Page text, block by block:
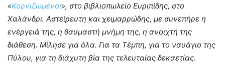
«Κορνιζωμένοι», στο βιβλιοπωλείο Ευριπίδης, στο
Χαλάνδρι. Αστείρευτη και χειμαρρώδης, με συνεπήρε η
ενέργειά της, η θαυμαστή μνήμη της, η ανοιχτή της
διάθεση. Μίλησε για όλα. Για τα Τέμπη, για το ναυάγιο της
Πύλου, για τη διάχυτη βία της τελευταίας δεκαετίας.